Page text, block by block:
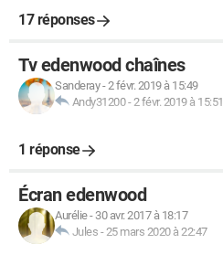
17 réponses
Tv edenwood chaînes
Sanderay-2 févr. 2019 à 15:49
Andy31200-2 févr. 2019 à 15:51
1 réponse
Écran edenwood
Aurélie- 30 avr. 2017 à 18:17
Jules -25 mars 2020 à 22:47